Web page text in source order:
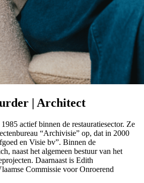
| Architect
actief binnen de restauratiesector. Ze
“Archivisie” op, dat in 2000
en Visie bv”. Binnen de
naast het algemeen bestuur van het
Daarnaast is Edith
Commissie voor Onroerend